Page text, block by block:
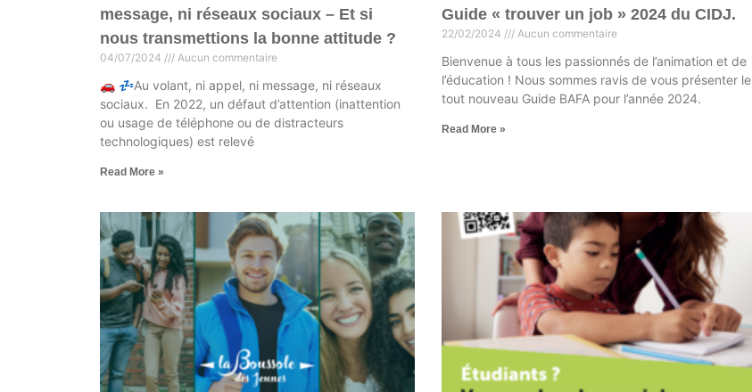
message, ni réseaux sociaux – Et si
nous transmettions la bonne attitude ?
04/07/2024 Aucun commentaire
🚗 💤Au volant, ni appel, ni message, ni réseaux
sociaux. En 2022, un défaut d’attention (inattention
ou usage de téléphone ou de distracteurs
technologiques) est relevé
Read More »
Guide « trouver un job » 2024 du CIDJ.
22/02/2024 Aucun commentaire
Bienvenue à tous les passionnés de l’animation et de
l’éducation ! Nous sommes ravis de vous présenter le
tout nouveau Guide BAFA pour l’année 2024.
Read More »